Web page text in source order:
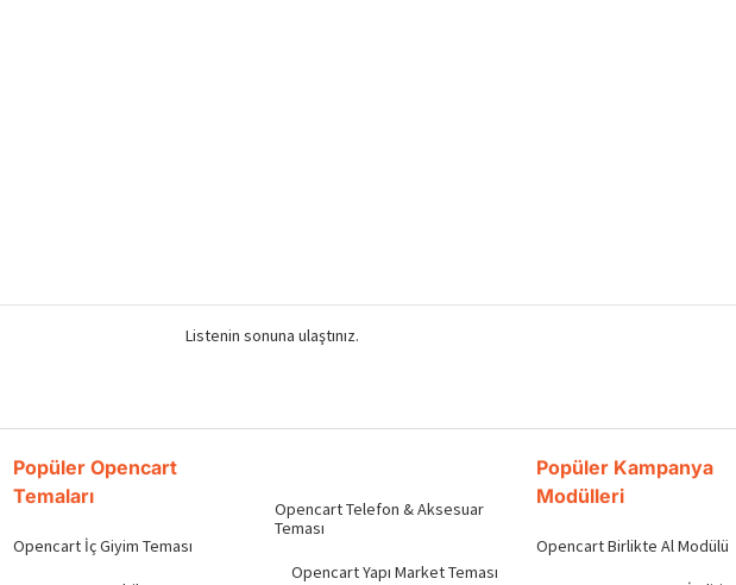
Listenin sonuna ulaştınız.
Popüler Opencart
Temaları
Opencart İç Giyim Teması
Opencart Telefon & Aksesuar
Teması
Opencart Yapı Market Teması
Popüler Kampanya
Modülleri
Opencart Birlikte Al Modülü